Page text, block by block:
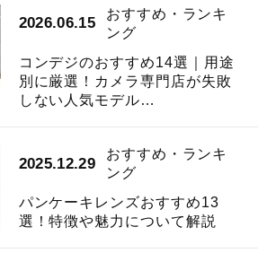
2026.06.15
おすすめ・ランキ
ング
コンデジのおすすめ14選｜用途
別に厳選！カメラ専門店が失敗
しない人気モデル…
2025.12.29
おすすめ・ランキ
ング
パンケーキレンズおすすめ13
選！特徴や魅力について解説